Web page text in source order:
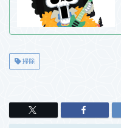
掃除